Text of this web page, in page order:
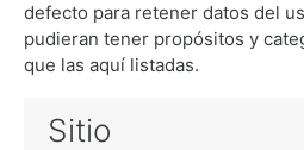
defecto para retener datos del
pudieran tener propósitos y
que las aquí listadas.
Sitio